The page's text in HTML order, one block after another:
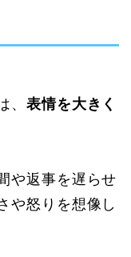
、表情を大きく
や返事を遅らせ
や怒りを想像し